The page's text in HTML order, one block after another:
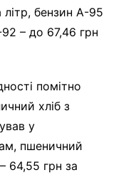
літр, бензин А-95
– до 67,46 грн
помітно
хліб з
у
пшеничний
64,55 грн за